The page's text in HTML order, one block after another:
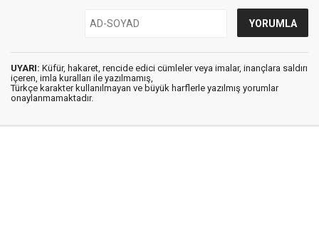
UYARI: Küfür, hakaret, rencide edici cümleler veya imalar, inançlara saldırı
içeren, imla kuralları ile yazılmamış,
Türkçe karakter kullanılmayan ve büyük harflerle yazılmış yorumlar
onaylanmamaktadır.